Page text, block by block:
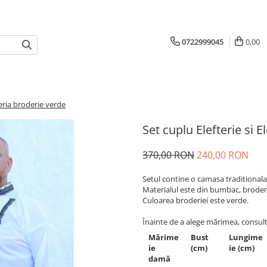
0722999045 0,00
broderie verde
Set cuplu Elefterie si
370,00 RON240,00 RON
Setul contine o camasa
Materialul este din bumbac,
Culoarea broderiei este verde.
Înainte de a alege mărimea,
Mărime
ie
damă
Bust
(cm)
Lungime
ie (cm)